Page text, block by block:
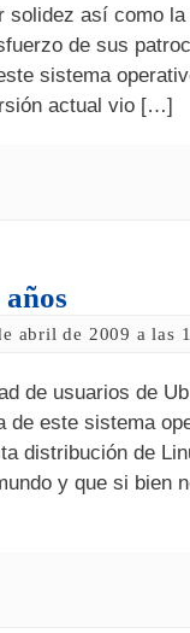
así como
de sus
sistema
actual vio […]
abril de 2009 a las
de usuarios de
de este sistema
distribución de
y que si bien